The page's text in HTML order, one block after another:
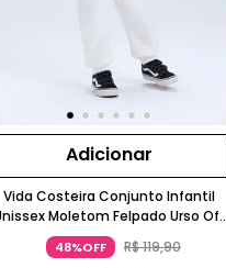
Adicionar
Vida Costeira Conjunto Infantil
Moletom Felpado Urso Off
White
48%OFF R$119,90